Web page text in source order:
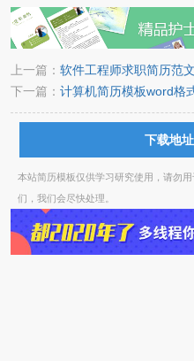
上一篇： 软件工程师求职简历范文
下一篇： 计算机简历模板word格
下载地
本站简历模板仅供学习研究使用，请勿
们，我们会尽快处理。